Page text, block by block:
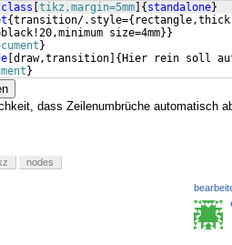
tikz,margin=5mm { standalone}
{transition/.style={
size=4mm
}}
}
draw,transition { Hier rein soll
}
dass Zeilenumbrüche automatisch
nodes